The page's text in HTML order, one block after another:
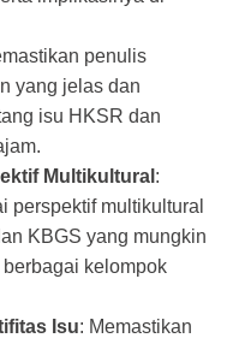
penulis
yang jelas dan
isu HKSR dan
Multikultural :
perspektif multikultural
KBGS yang mungkin
kelompok
Isu: Memastikan